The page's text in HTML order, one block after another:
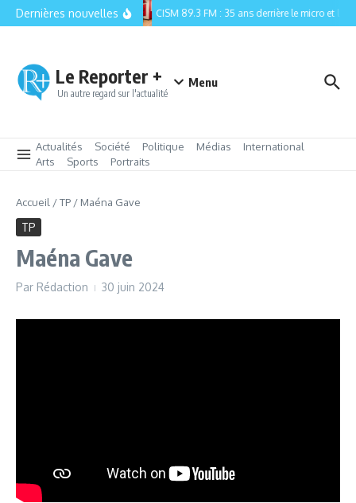
Aller au contenu
Dernières nouvelles CISM 89.3 FM : 35 ans derrière le micro et la
Le Reporter +
Un autre regard sur l'actualité
Menu
Actualités Société Politique Médias
International
Arts
Sports Portraits
Accueil /TP / Maéna Gave
TP
Maéna Gave
Par Rédaction 30 juin 2024